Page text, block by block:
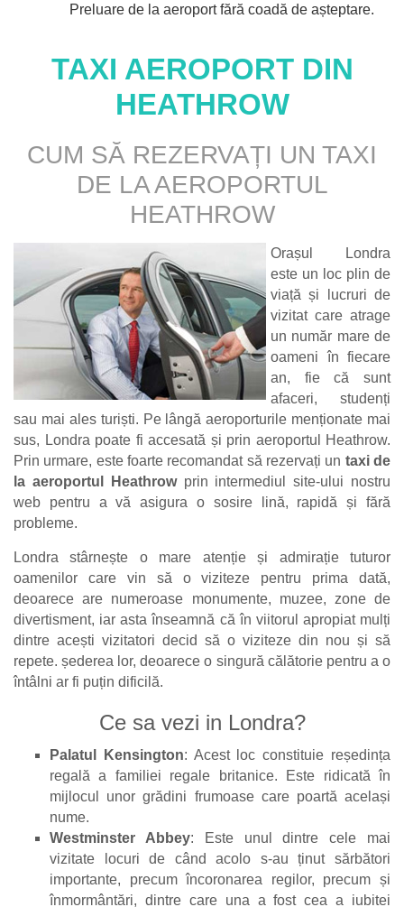
Preluare de la aeroport fără coadă de așteptare.
TAXI AEROPORT DIN
HEATHROW
CUM SĂ REZERVAȚI UN TAXI
DE LA AEROPORTUL
HEATHROW
Orașul Londra
este un loc plin de
viață și lucruri de
vizitat care atrage
un număr mare de
oameni în fiecare
an, fie că sunt
afaceri, studenți
sau mai ales turiști. Pe lângă aeroporturile menționate mai
sus, Londra poate fi accesată și prin aeroportul Heathrow.
Prin urmare, este foarte recomandat să rezervați un taxi de
la aeroportul Heathrowprin intermediul site-ului nostru
web pentru a vă asigura o sosire lină, rapidă și fără
probleme.
Londra stârnește o mare atenție și admirație tuturor
oamenilor care vin să o viziteze pentru prima dată,
deoarece are numeroase monumente, muzee, zone de
divertisment, iar asta înseamnă că în viitorul apropiat mulți
dintre acești vizitatori decid să o viziteze din nou și să
repete. șederea lor, deoarece o singură călătorie pentru a o
întâlni ar fi puțin dificilă.
Ce sa vezi in Londra?
Palatul Kensington: Acest loc constituie reședința
regală a familiei regale britanice. Este ridicată în
mijlocul unor grădini frumoase care poartă același
nume.
Westminster Abbey: Este unul dintre cele mai
vizitate locuri de când acolo s-au ținut sărbători
importante, precum încoronarea regilor, precum și
înmormântări, dintre care una a fost cea a iubitei